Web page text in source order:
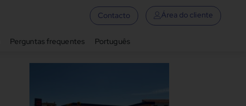
Contacto Área do cliente
Perguntas frequentes Português